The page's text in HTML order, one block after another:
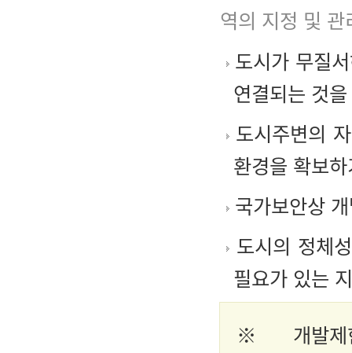
역의 지정 및
도시가 무질
연결되는 것
도시주변의
환경을 확보
국가보안상
도시의 정체
필요가 있는
※ 개발제